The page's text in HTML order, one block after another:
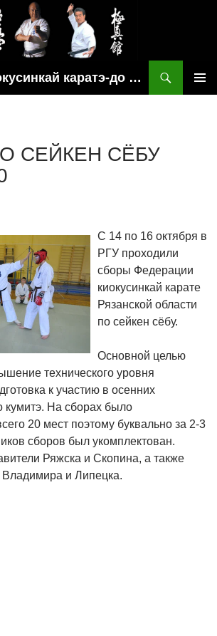
Федерация киокусинкай каратэ-до рязанской области
СЕЙКЕН СЁБУ
С 14 по 16 октября в
РГУ проходили
сборы Федерации
киокусинкай карате
Рязанской области
по сейкен сёбу.
Основной целью
технического уровня
к участию в осенних
кумитэ. На сборах было
20 мест поэтому буквально за 2-3
сборов был укомплектован.
Ряжска и Скопина, а также
Владимира и Липецка.